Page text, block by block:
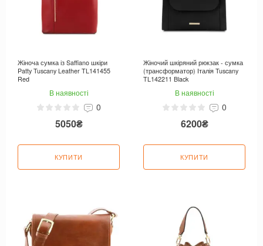
Жіноча сумка із Saffiano шкіри
Patty Tuscany Leather TL141455
Red
В наявності
0
5050₴
КУПИТИ
Жіночий шкіряний рюкзак - сумка
(трансформатор) Італія Tuscany
TL142211 Black
В наявності
0
6200₴
КУПИТИ